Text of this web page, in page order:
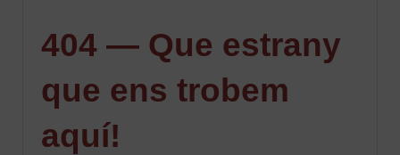
404 — Que estrany
que ens trobem
aquí!